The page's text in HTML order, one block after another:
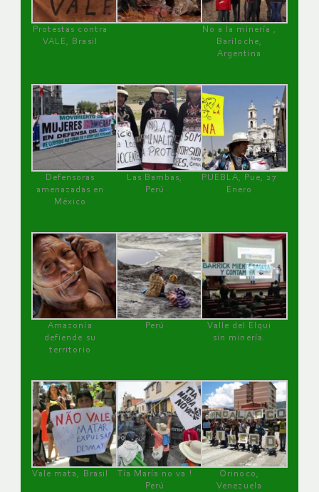
Protestas contra
VALE, Brasil
No a la minería ,
Bariloche,
Argentina
Defensoras
amenazadas en
México
Las Bambas,
Perú
PUEBLA, Pue, 27
Enero
Amazonía
defiende su
territorio
Perú
Valle del Elqui
sin minería.
Vale mata, Brasil
Tía María no va !
Perú
Orinoco,
Venezuela